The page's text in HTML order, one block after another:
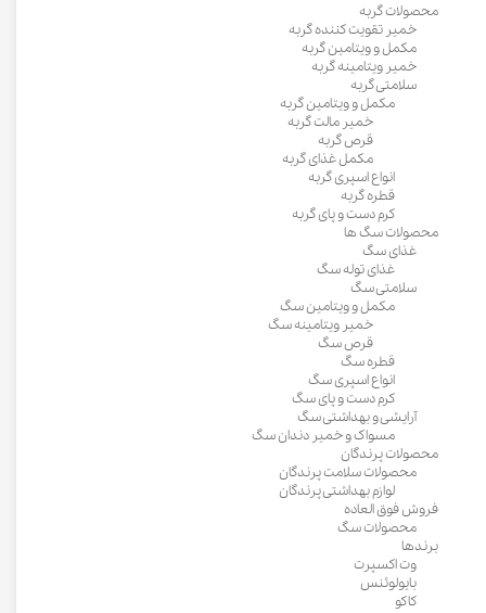
محصولات گربه
خمیر تقویت کننده گربه
مکمل و ویتامین گربه
خمیر ویتامینه گربه
سلامتی گربه
مکمل و ویتامین گربه
خمیر مالت گربه
قرص گربه
مکمل غذای گربه
انواع اسپری گربه
قطره گربه
کرم دست و پای گربه
محصولات سگ ها
غذای سگ
غذای توله سگ
سلامتی سگ
مکمل و ویتامین سگ
خمیر ویتامینه سگ
قرص سگ
قطره سگ
انواع اسپری سگ
کرم دست و پای سگ
آرایشی و بهداشتی سگ
مسواک و خمیر دندان سگ
محصولات پرندگان
محصولات سلامت پرندگان
لوازم بهداشتی پرندگان
فروش فوق العاده
محصولات سگ
برندها
وت اکسپرت
بایولوئنس
کاکو